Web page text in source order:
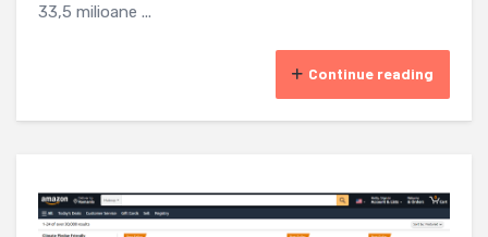
33,5 milioane ...
Continue reading